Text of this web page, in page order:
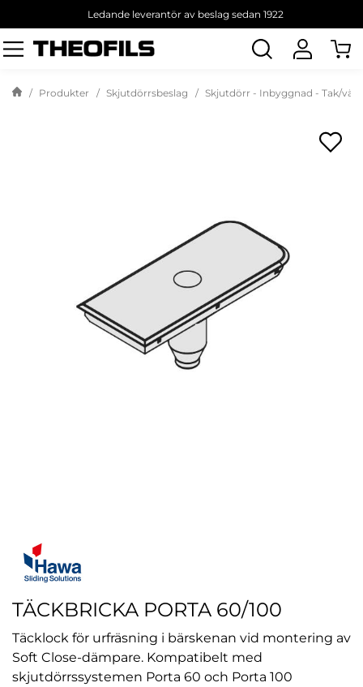
Ledande leverantör av beslag sedan 1922
Sök
produkt
Produkter Skjutdörrsbeslag Skjutdörr - Inbyggnad - Tak/
TÄCKBRICKA PORTA 60/100
Täcklock för urfräsning i bärskenan vid montering av
Soft Close-dämpare. Kompatibelt med
skjutdörrssystemen Porta 60 och Porta 100